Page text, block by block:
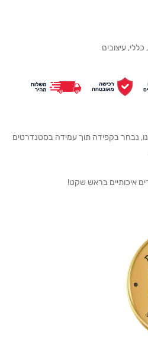
, כללי, עיצובים
נבחר בקפידה תוך עמידה בסטנדרטים
איכותיים בראש שקט!